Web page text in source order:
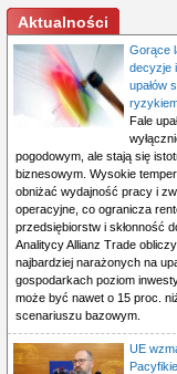
Aktualności
Gorące
decyzje
upałów
Fale
pogodowym, ale stają się
biznesowym. Wysokie
obniżać wydajność pracy i
operacyjne, co ogranicza
przedsiębiorstw i skłonność
Analitycy Allianz Trade
najbardziej narażonych na
gospodarkach poziom
może być nawet o 15 proc.
scenariuszu bazowym.
UE